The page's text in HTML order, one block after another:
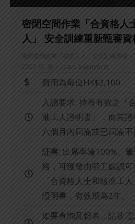
密閉空間作業「合資格人
人」 安全訓練重新甄審資
密閉空間作業「核准工人」安全訓練課程
2020-10-08
Leave a comment
費用為每位HK$2,100
入讀要求: 持有有效之「
准工人證明書」，而其
六個月內屆滿或已屆滿不
証書: 出席率達100%、
格，可獲發由勞工處認
「合資格人士和核准工
證明書，有效期為2年。
如要查詢及報名，請致